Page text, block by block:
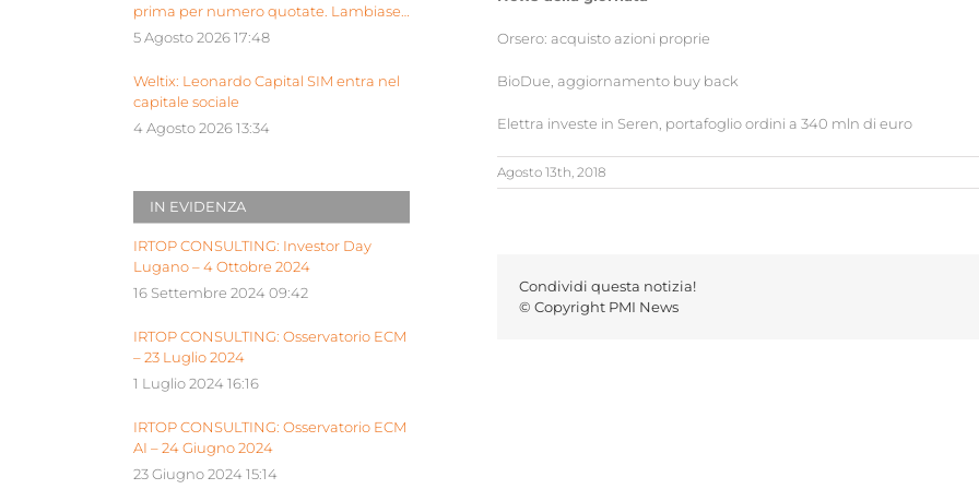
Orsero: acquisto azioni proprie
BioDue, aggiornamento buy back
Elettra investe in Seren, portafoglio ordini a 340 mln di euro
Agosto 13th, 2018
Condividi questa notizia!
© Copyright PMI News
prima per numero quotate. Lambiase:
“Milano piattaforma europea Siu”
5 Agosto 2026 17:48
Weltix: Leonardo Capital SIM entra nel
capitale sociale
4 Agosto 2026 13:34
IN EVIDENZA
IRTOP CONSULTING: Investor Day
Lugano – 4 Ottobre 2024
16 Settembre 2024 09:42
IRTOP CONSULTING: Osservatorio ECM
– 23 Luglio 2024
1 Luglio 2024 16:16
IRTOP CONSULTING: Osservatorio ECM
AI – 24 Giugno 2024
23 Giugno 2024 15:14